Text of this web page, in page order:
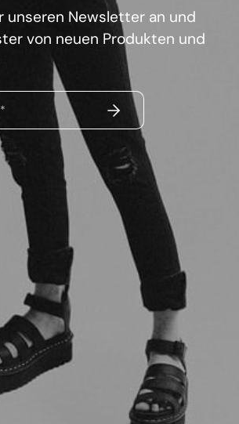
unseren Newsletter an und
von neuen Produkten und
ABSENDEN